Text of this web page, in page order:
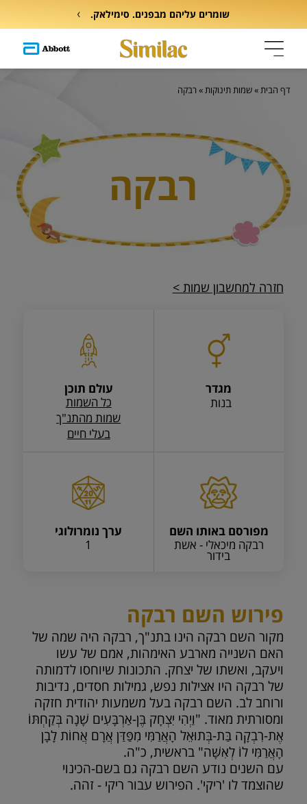
שומרים עליהם מבפנים. סימילאק.
רבקה
דף הבית»שמות תינוקות»רבקה
חזרה למחשבון שמות >
מגדר
בנות
עולם תוכן
כל השמות
שמות מהתנ"ך
בעלי חיים
מפורסם באותו השם
רבקה מיכאלי - אשת
בידור
ערך נומרולוגי
1
פירוש השם רבקה
מקור השם רבקה הינו בתנ"ך, רבקה היה שמה של
האם השנייה מארבע האימהות, אמם של עשו
ויעקב, ואשתו של יצחק. התכונות שיוחסו לדמותה
של רבקה היו אצילות נפש, גמילות חסדים, נדיבות
ורוחב לב. השם רבקה בעל משמעות יהודית חזקה
ומסורתית מאוד. "וַיְהִי יִצְחָק בֶּן-אַרְבָּעִים שָׁנָה בְּקַחְתּוֹ
אֶת-רִבְקָה בַּת-בְּתוּאֵל הָאֲרַמִּי מִפַּדַּן אֲרָם אֲחוֹת לָבָן
הָאֲרַמִּי לוֹ לְאִשָּׁה" בראשית, כ"ה.
עם השנים נודע השם רבקה גם בשם-הכינוי
שהוצמד לו 'ריקי'. הפירוש עבור ריקי - זהה.